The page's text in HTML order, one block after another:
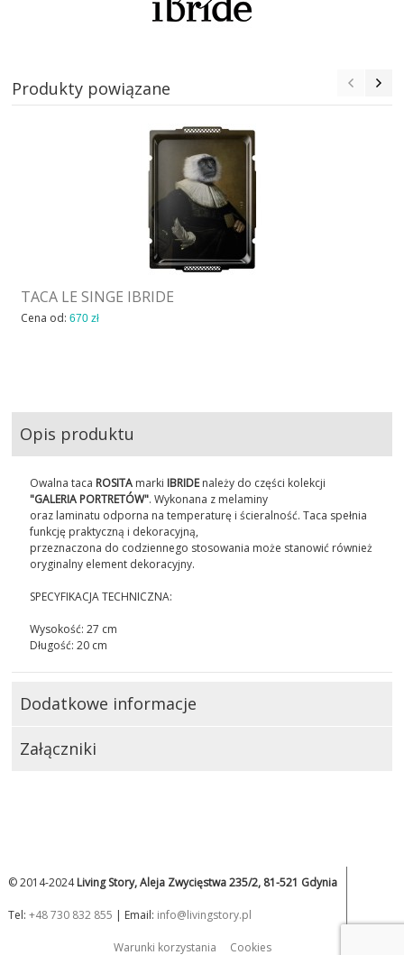
Produkty powiązane
TACA LE SINGE IBRIDE
Cena od:670 zł
Opis produktu
Owalna taca ROSITA marki IBRIDEnależy do części kolekcji
"GALERIA PORTRETÓW". Wykonana z melaminy
oraz laminatu odporna na temperaturę i ścieralność. Taca spełnia
funkcję praktyczną i dekoracyjną,
przeznaczona do codziennego stosowania może stanowić również
oryginalny element dekoracyjny.
SPECYFIKACJA TECHNICZNA:
Wysokość: 27 cm
Długość: 20 cm
Dodatkowe informacje
Załączniki
© 2014-2024Living Story, Aleja Zwycięstwa 235/2, 81-521 Gdynia
Tel: +48 730 832 855 | Email: info@livingstory.pl
Warunki korzystania Cookies